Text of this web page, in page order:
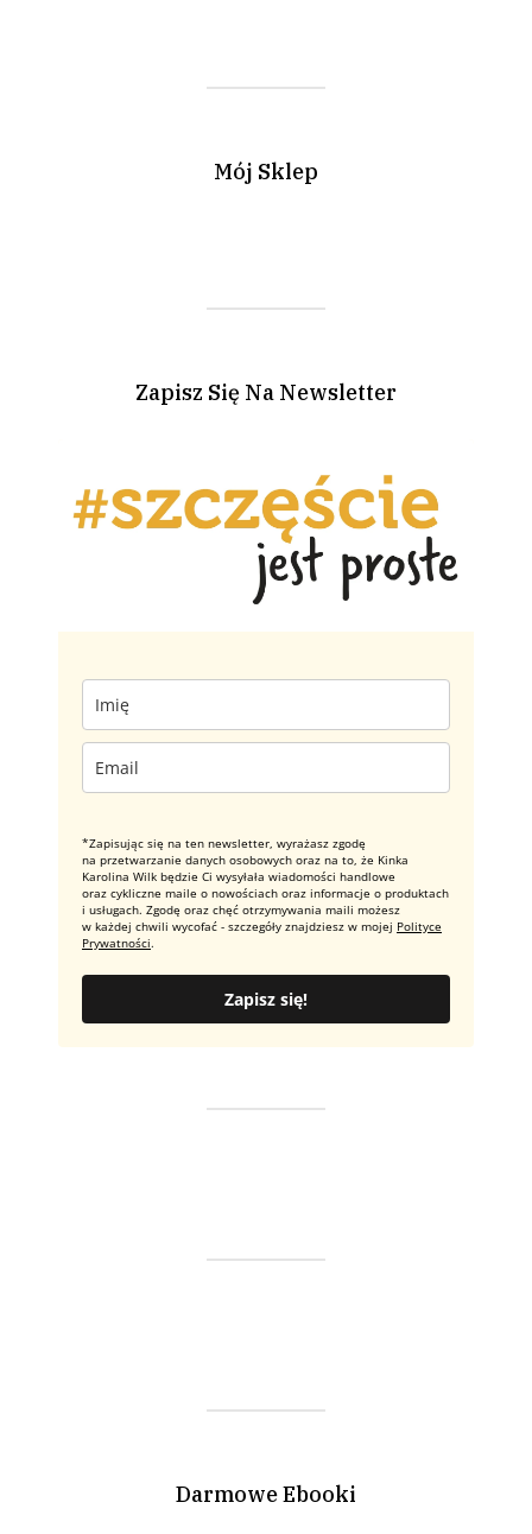
Mój Sklep
Zapisz Się Na Newsletter
*Zapisując się na ten newsletter, wyrażasz zgodę
na przetwarzanie danych osobowych oraz na to, że Kinka
Karolina Wilk będzie Ci wysyłała wiadomości handlowe
oraz cykliczne maile o nowościach oraz informacje o produktach
i usługach. Zgodę oraz chęć otrzymywania maili możesz
w każdej chwili wycofać - szczegóły znajdziesz w mojej Polityce
Prywatności.
Zapisz się!
Darmowe Ebooki